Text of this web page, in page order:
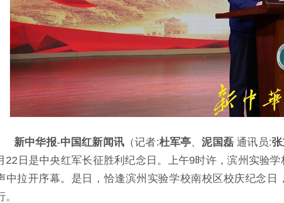
新中华报-中国红新闻讯 （记者:杜军亭、泥国磊 通讯员:
22日是中央红军长征胜利纪念日。上午9时许，滨州实验
中拉开序幕。是日，恰逢滨州实验学校南校区校庆纪念日
。